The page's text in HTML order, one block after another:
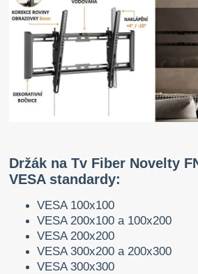
Držák na Tv Fiber Novelty
VESA standardy:
VESA 100x100
VESA 200x100 a 100x200
VESA 200x200
VESA 300x200 a 200x300
VESA 300x300